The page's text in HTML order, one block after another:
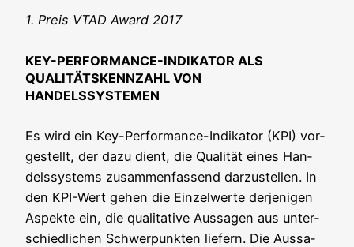
1. Preis VTAD Award 2017
KEY-PERFORMANCE-INDIKATOR ALS
QUALITÄTSKENNZAHL VON
HANDELSSYSTEMEN
Es wird ein Key-Per­for­mance-Indi­ka­tor (KPI) vor­
ge­stellt, der dazu dient, die Qua­li­tät eines Han­
dels­sys­tems zusam­men­fas­send dar­zu­stel­len. In
den KPI-Wert gehen die Ein­zel­wer­te der­je­ni­gen
Aspek­te ein, die qua­li­ta­ti­ve Aus­sa­gen aus unter­
schied­li­chen Schwer­punk­ten lie­fern. Die Aus­sa­